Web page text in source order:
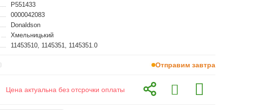
P551433
0000042083
Donaldson
Хмельницький
11453510, 1145351, 1145351.0
Отправим завтра
Цена актуальна без отсрочки оплаты